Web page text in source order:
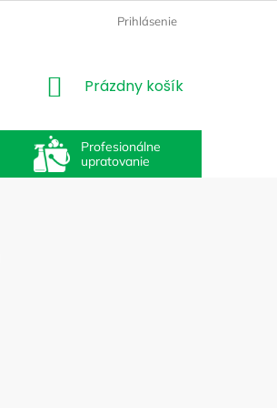
Prihlásenie
NÁKUPNÝ
Prázdny košík
Profesionálne
upratovanie